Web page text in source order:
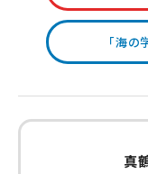
「海
真